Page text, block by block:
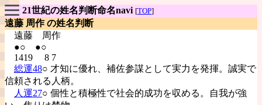
21世紀の姓名判断命名navi [TOP]
遠藤 周作 の姓名判断
遠藤
周作
●○ ●○
1419 8 7
総運48○ 才知に優れ、補佐参謀として実力を発揮。誠実で
信頼される人柄。
人運27○ 個性と積極性で社会的成功を収める。自我が強